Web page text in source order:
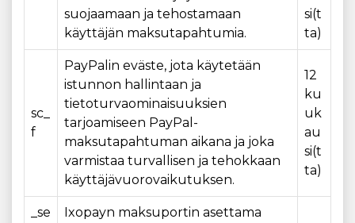
suojaamaan ja tehostamaan
käyttäjän maksutapahtumia.
si(t
ta)
sc_
f
PayPalin eväste, jota käytetään
istunnon hallintaan ja
tietoturvaominaisuuksien
tarjoamiseen PayPal-
maksutapahtuman aikana ja joka
varmistaa turvallisen ja tehokkaan
käyttäjävuorovaikutuksen.
12
ku
uk
au
si(t
ta)
_se
Ixopayn maksuportin asettama